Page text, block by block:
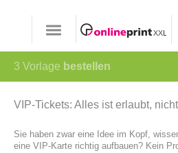
3 Vorlage bestellen
VIP-Tickets: Alles ist erlaubt,
Sie haben zwar eine Idee im Kopf,
eine VIP-Karte richtig aufbauen? Kein